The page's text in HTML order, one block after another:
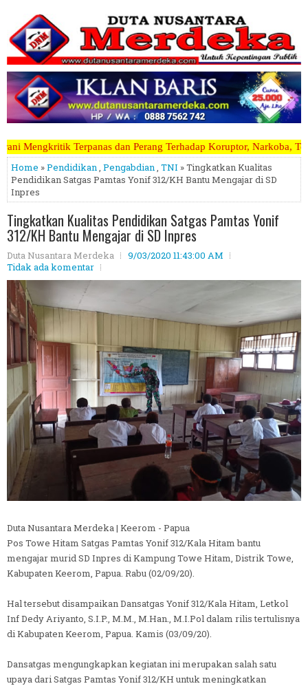
Terhadap Koruptor, Narkoba, Teroris Musuh Rakyat
Home »Pendidikan, Pengabdian, TNI » Tingkatkan Kualitas
Pendidikan Satgas Pamtas Yonif 312/KH Bantu Mengajar di SD
Inpres
Tingkatkan Kualitas Pendidikan Satgas Pamtas Yonif
312/KH Bantu Mengajar di SD Inpres
Duta Nusantara Merdeka
9/03/2020 11:43:00 AM
Tidak ada komentar
Duta Nusantara Merdeka | Keerom - Papua
Pos Towe Hitam Satgas Pamtas Yonif 312/Kala Hitam bantu
mengajar murid SD Inpres di Kampung Towe Hitam, Distrik Towe,
Kabupaten Keerom, Papua. Rabu (02/09/20).
Hal tersebut disampaikan Dansatgas Yonif 312/Kala Hitam, Letkol
Inf Dedy Ariyanto, S.I.P., M.M., M.Han., M.I.Pol dalam rilis tertulisnya
di Kabupaten Keerom, Papua. Kamis (03/09/20).
Dansatgas mengungkapkan kegiatan ini merupakan salah satu
upaya dari Satgas Pamtas Yonif 312/KH untuk meningkatkan